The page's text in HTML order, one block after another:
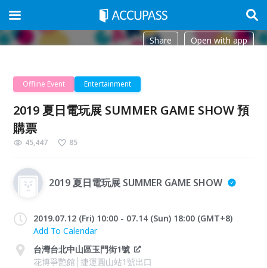
Share Open with app
Offline Event Entertainment
2019 夏日電玩展 SUMMER GAME SHOW 預
購票
45,447 85
2019 夏日電玩展 SUMMER GAME SHOW
2019.07.12 (Fri) 10:00 - 07.14 (Sun) 18:00 (GMT+8)
Add To Calendar
台灣台北中山區玉門街1號
花博爭艷館│捷運圓山站1號出口